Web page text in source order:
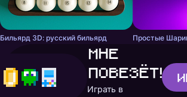
Бильярд 3D: русский бильярд Простые
Мне
повезёт!
Играть в